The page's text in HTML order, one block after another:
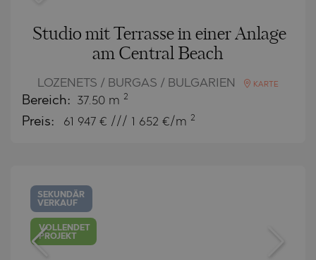
Studio mit Terrasse in einer Anlage
am Central Beach
LOZENETS / BURGAS / BULGARIEN KARTE
Bereich: 37.50 m 2
Preis: 61 947 € /// 1 652 €/m 2
SEKUNDÄR
VERKAUF
VOLLENDET
PROJEKT